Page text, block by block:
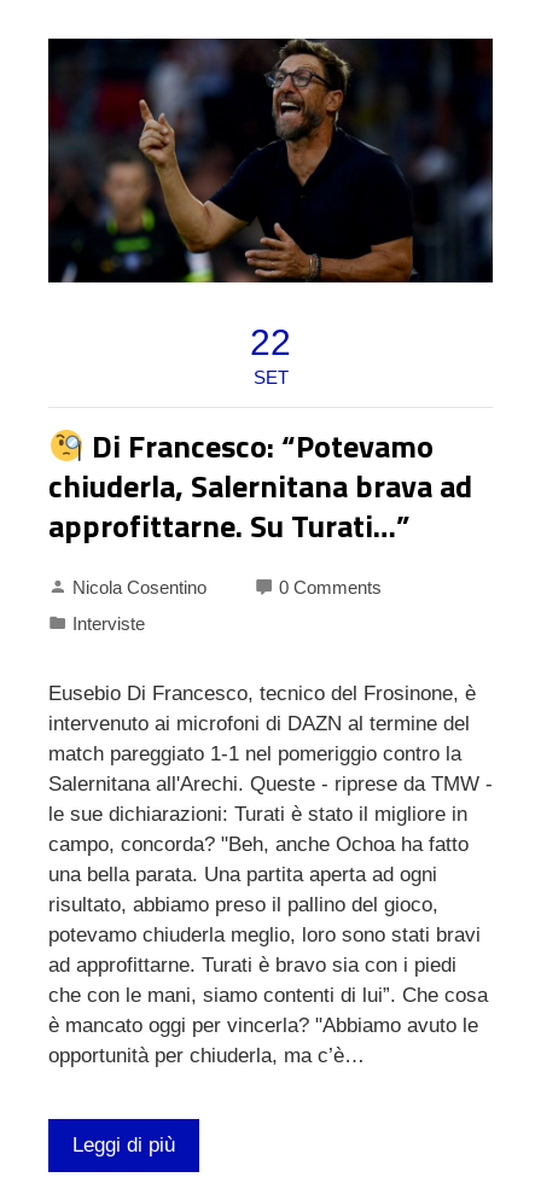
22
SET
Di Francesco: “Potevamo
chiuderla, Salernitana brava ad
approfittarne. Su Turati…”
Nicola Cosentino
0 Comments
Interviste
Eusebio Di Francesco, tecnico del Frosinone, è
intervenuto ai microfoni di DAZN al termine del
match pareggiato 1-1 nel pomeriggio contro la
Salernitana all'Arechi. Queste - riprese da TMW -
le sue dichiarazioni: Turati è stato il migliore in
campo, concorda? "Beh, anche Ochoa ha fatto
una bella parata. Una partita aperta ad ogni
risultato, abbiamo preso il pallino del gioco,
potevamo chiuderla meglio, loro sono stati bravi
ad approfittarne. Turati è bravo sia con i piedi
che con le mani, siamo contenti di lui”. Che cosa
è mancato oggi per vincerla? "Abbiamo avuto le
opportunità per chiuderla, ma c’è…
Leggi di più